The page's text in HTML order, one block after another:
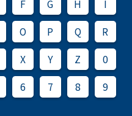
F G H
I
O P Q
R
X Y Z
0
6 7 8
9